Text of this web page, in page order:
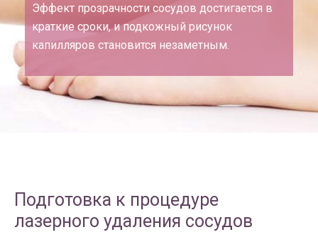
Эффект прозрачности сосудов достигается в
краткие сроки, и подкожный рисунок
капилляров становится незаметным.
Подготовка к процедуре
лазерного удаления сосудов